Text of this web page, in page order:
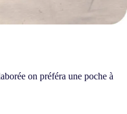
on préféra une poche à